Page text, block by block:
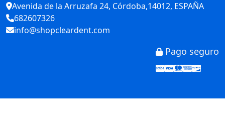
Avenida de la Arruzafa 24, Córdoba,14012, ESPAÑA
682607326
info@shopcleardent.com
Pago seguro
Stripe
Visa